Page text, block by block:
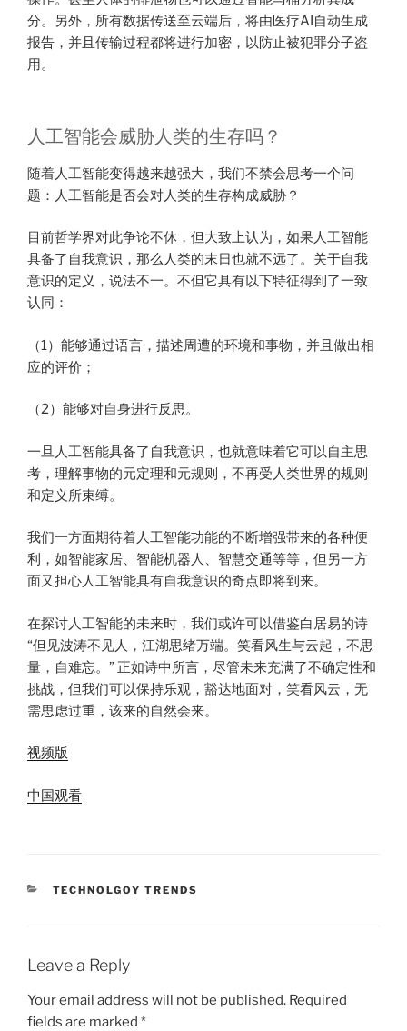
分。另外，所有数据传送至云端后，将由医疗AI自动生成
报告，并且传输过程都将进行加密，以防止被犯罪分子盗
用。
人工智能会威胁人类的生存吗？
随着人工智能变得越来越强大，我们不禁会思考一个问
题：人工智能是否会对人类的生存构成威胁？
目前哲学界对此争论不休，但大致上认为，如果人工智能
具备了自我意识，那么人类的末日也就不远了。关于自我
意识的定义，说法不一。不但它具有以下特征得到了一致
认同：
（1）能够通过语言，描述周遭的环境和事物，并且做出相
应的评价；
（2）能够对自身进行反思。
一旦人工智能具备了自我意识，也就意味着它可以自主思
考，理解事物的元定理和元规则，不再受人类世界的规则
和定义所束缚。
我们一方面期待着人工智能功能的不断增强带来的各种便
利，如智能家居、智能机器人、智慧交通等等，但另一方
面又担心人工智能具有自我意识的奇点即将到来。
在探讨人工智能的未来时，我们或许可以借鉴白居易的诗
“但见波涛不见人，江湖思绪万端。笑看风生与云起，不思
量，自难忘。” 正如诗中所言，尽管未来充满了不确定性和
挑战，但我们可以保持乐观，豁达地面对，笑看风云，无
需思虑过重，该来的自然会来。
视频版
中国观看
CATEGORIES
TECHNOLGOY TRENDS
Leave a Reply
Your email address will not be published. Required
fields are marked *